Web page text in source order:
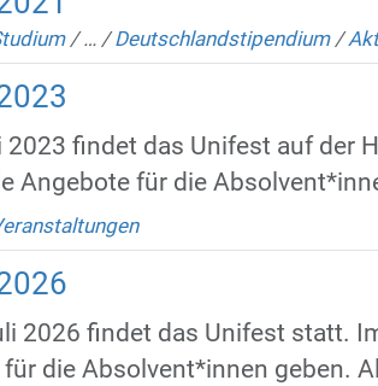
/… /Deutschlandstipendium /
findet das Unifest auf der
Angebote für die
2026 findet das Unifest statt.
die Absolvent*innen geben.